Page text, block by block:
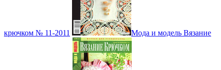
крючком № 11-2011 Мода и модель Вязание